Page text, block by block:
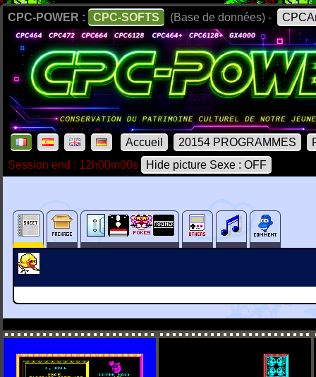
CPC-POWER : CPC-SOFTS (Base de données) -
Accueil 20154 PROGRAMMES
Session end : 12h00m00s
Hide picture Sexe : OFF